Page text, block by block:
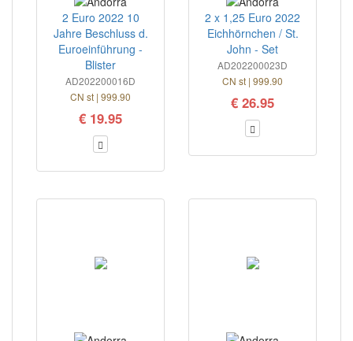
2 Euro 2022 10
Jahre Beschluss d.
Euroeinführung -
Blister
AD202200016D
CN st | 999.90
€ 19.95
2 x 1,25 Euro 2022
Eichhörnchen / St.
John - Set
AD202200023D
CN st | 999.90
€ 26.95